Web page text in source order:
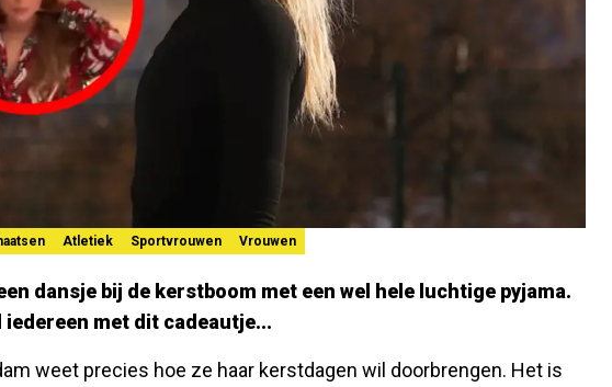
Atletiek Sportvrouwen Vrouwen
dansje bij de kerstboom met een wel hele luchtige pyjama.
iedereen met dit cadeautje...
weet precies hoe ze haar kerstdagen wil doorbrengen. Het is